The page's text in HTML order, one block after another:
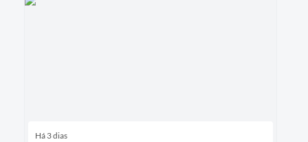
Há 3 dias